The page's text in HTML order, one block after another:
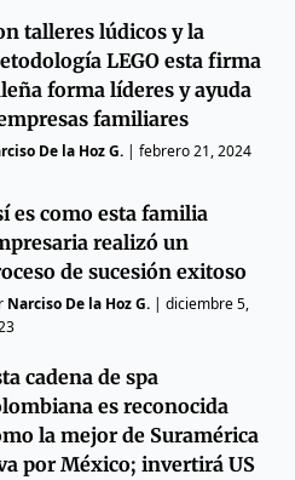
talleres lúdicos y la
LEGO esta firma
forma líderes y ayuda
familiares
De la Hoz G. |febrero 21, 2024
es como esta familia
realizó un
de sucesión exitoso
Narciso De la Hoz G. |diciembre 5,
cadena de spa
es reconocida
la mejor de Suramérica
por México; invertirá US